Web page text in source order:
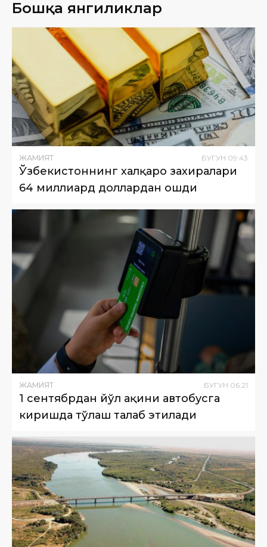
Бошқа янгиликлар
ЖАМИЯТ БУГУН 09:43
Ўзбекистоннинг халқаро захиралари
64 миллиард доллардан ошди
ЖАМИЯТ БУГУН 06:21
1 сентябрдан йўл ҳақини автобусга
киришда тўлаш талаб этилади